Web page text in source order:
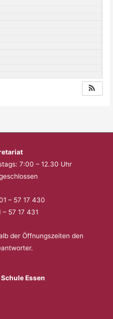
7:00 – 12.30 Uhr
– 57 17 430
– 57 17 431
der Öffnungszeiten den
Essen